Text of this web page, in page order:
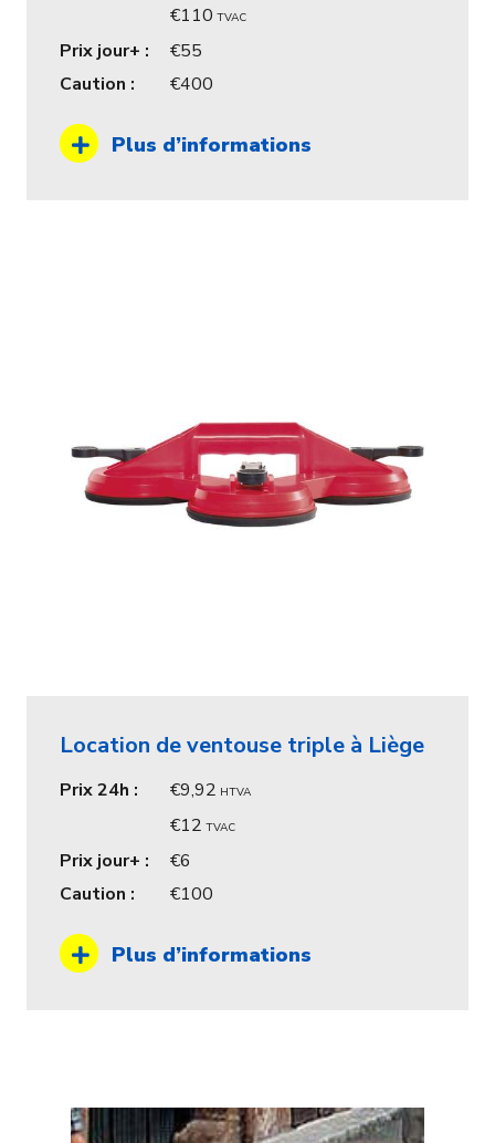
110 TVAC
Prix jour+ :
55
Caution :
400
Plus d’informations
Location de ventouse triple à Liège
Prix 24h : 9,92 HTVA
12 TVAC
Prix jour+ :
6
Caution :
100
Plus d’informations